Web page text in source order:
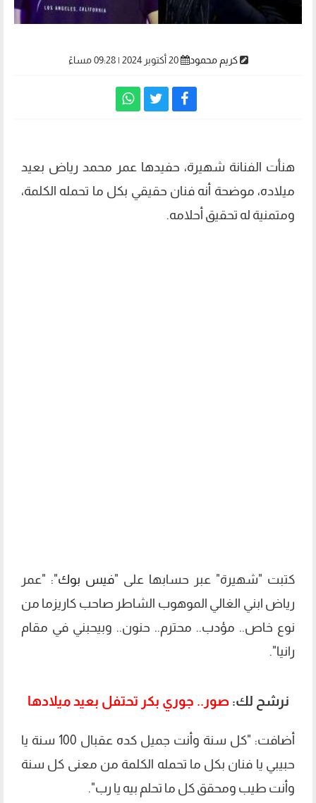
كريم محمود 20 أكتوبر 2024 | 09:28 مساءً
هنأت الفنانة شهيرة، حفيدها عمر محمد رياض بعيد
ميلاده، موضحة أنه فنان حقيقي بكل ما تحمله الكلمة،
ومتمنية له تحقيق أحلامه.
كتبت "شهيرة" عبر حسابها على "فيس بوك": "عمر
رياض ابني الغالي الموهوب الشاطر صاحب كاريزما من
نوع خاص.. مؤدب.. محترم.. حنون.. وبيحبني في مقام
رانيا".
نرشح لك: صور.. جوري بكر تحتفل بعيد ميلادها
أضافت: "كل سنة وأنت جميل كده عقبال 100 سنة يا
حبيبي يا فنان بكل ما تحمله الكلمة من معنى كل سنة
وأنت طيب ومحقق كل ما تحلم بيه يا رب".